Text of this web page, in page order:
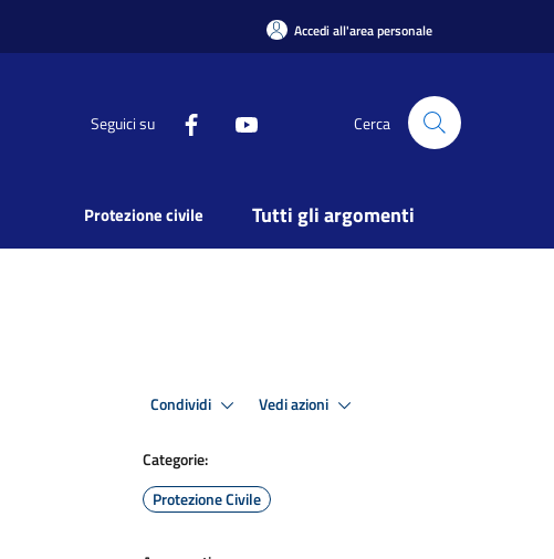
Accedi all'area personale
Seguici su Cerca
Protezione civile Tutti gli argomenti
Condividi Vedi azioni
Categorie:
Protezione Civile